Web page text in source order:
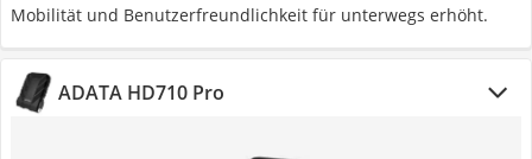
Mobilität und Benutzerfreundlichkeit für unterwegs erhöht.
ADATA HD710 Pro